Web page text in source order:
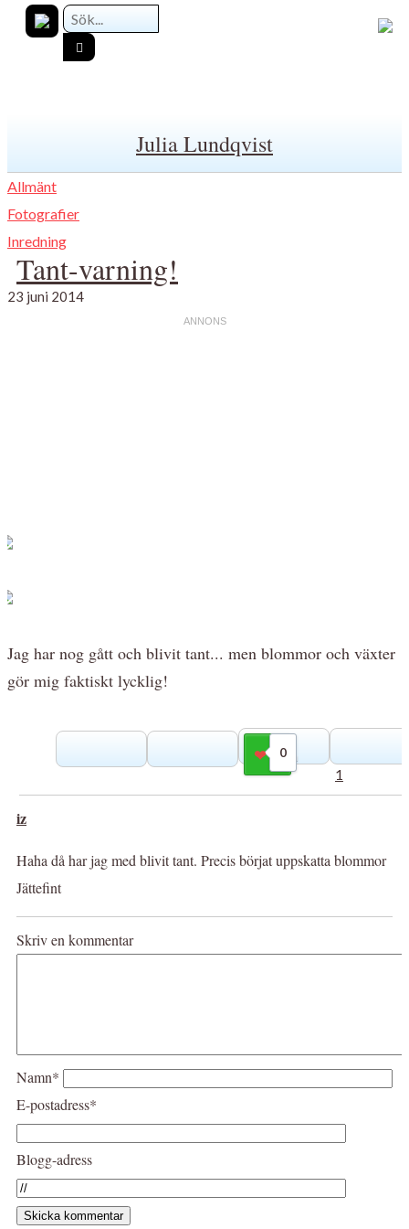
Julia Lundqvist
Allmänt
Fotografier
Inredning
Tant-varning!
23 juni 2014
Jag har nog gått och blivit tant... men blommor och växter
gör mig faktiskt lycklig!
0
Gilla
1
iz
Haha då har jag med blivit tant. Precis börjat uppskatta blommor
Jättefint
Skriv en kommentar
Namn*
E-postadress*
Blogg-adress